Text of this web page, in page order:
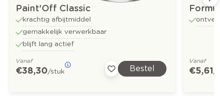
Paint'Off Classic
krachtig afbijtmiddel
gemakkelijk verwerkbaar
blijft lang actief
Vanaf
€ 38,30/stuk Bestel
Vanaf
€ 5,61/